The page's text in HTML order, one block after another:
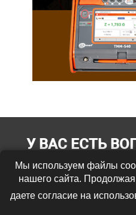
У ВАС ЕСТЬ
МЫ
ВЫБОРОМ!
Оставьте свой номер и
Мы используем файлы
нашего сайта.
даете согласие на